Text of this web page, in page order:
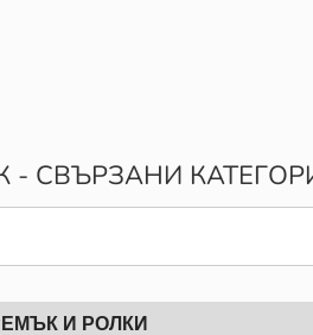
СВЪРЗАНИ
И РОЛКИ